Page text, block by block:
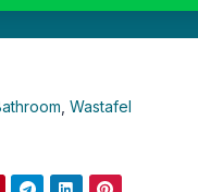
Wastafel